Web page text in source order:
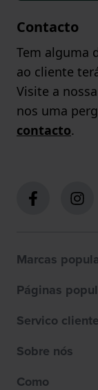
Contacto
Tem alguma
ao cliente
Visite a nossa
nos uma
contacto.
Marcas
Páginas
Servico cliente
Sobre nós
Como